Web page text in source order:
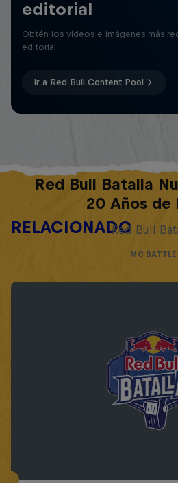
editorial
Obtén los vídeos e imágenes más
editorial
Ir a Red Bull Content Pool
RELACIONADO
Red Bull Batalla
20 Años de
Red Bull
MC BATTLE